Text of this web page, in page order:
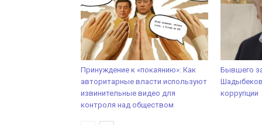
Принуждение к «покаянию»: Как
авторитарные власти используют
извинительные видео для
контроля над обществом
Бывшего
коррупции